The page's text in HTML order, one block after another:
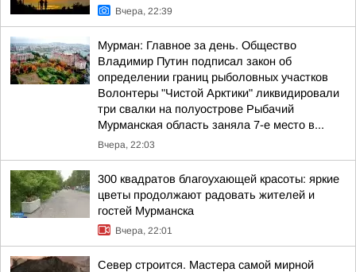
Вчера, 22:39
Мурман: Главное за день. Общество
Владимир Путин подписал закон об
определении границ рыболовных участков
Волонтеры "Чистой Арктики" ликвидировали
три свалки на полуострове Рыбачий
Мурманская область заняла 7-е место в...
Вчера, 22:03
300 квадратов благоухающей красоты: яркие
цветы продолжают радовать жителей и
гостей Мурманска
Вчера, 22:01
Север строится. Мастера самой мирной